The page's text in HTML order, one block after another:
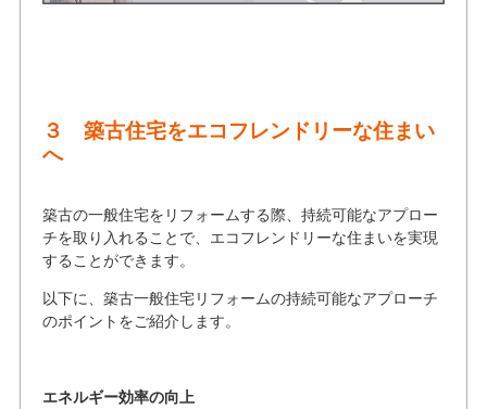
３ 築古住宅をエコフレンドリーな住まい
へ
築古の一般住宅をリフォームする際、持続可能なアプロー
チを取り入れることで、エコフレンドリーな住まいを実現
することができます。
以下に、築古一般住宅リフォームの持続可能なアプローチ
のポイントをご紹介します。
エネルギー効率の向上